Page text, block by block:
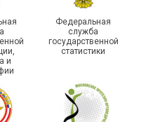
Храбрым детям – добрые
подарки
и
Федеральная
служба
государственной
статистики